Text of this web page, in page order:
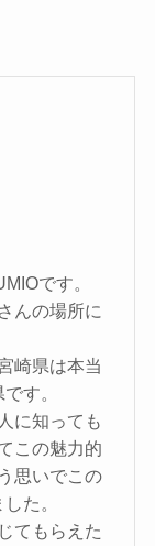
です。
んの場所に
崎県は本当
す。
に知っても
この魅力的
思いでこの
た。
てもらえた